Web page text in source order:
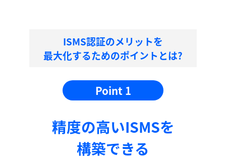
ISMS認証のメリットを
最大化するためのポイントとは?
Point 1
精度の⾼いISMSを
構築できる